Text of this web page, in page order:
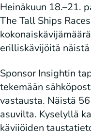
Heinäkuun 18.–21.
The Tall Ships
erilliskävijöitä
Sponsor Insightin
tekemään
vastausta. Näistä
asuvilta. Kyselyllä
kävijöiden